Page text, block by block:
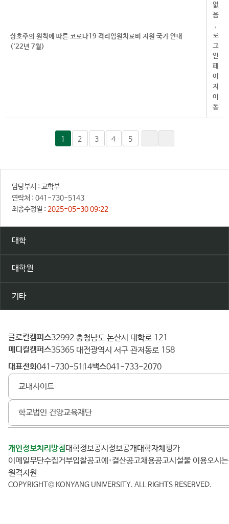
상호주의 원칙에 따른 코로나19 격리입원치료비 지원 국가 안내
('22년 7월)
1 2 3 4 5
담당부서 : 교학부
연락처 : 041-730-5143
최종수정일 : 2025-05-30 09:22
대학
대학원
기타
건
양
대
학
글로컬캠퍼스 32992 충청남도 논산시 대학로 121
메디컬캠퍼스 35365 대전광역시 서구 관저동로 158
대표전화 041-730-5114 팩스 041-733-2070
교내사이트
학교법인 건양교육재단
개인정보처리방침 대학정보공시 정보공개
대학자체평가
이메일무단수집거부
입찰공고 예·결산공고 채용공고 시설물 이용
오시
원격지원
COPYRIGHT© KONYANG UNIVERSITY. ALL RIGHTS RESERVED.